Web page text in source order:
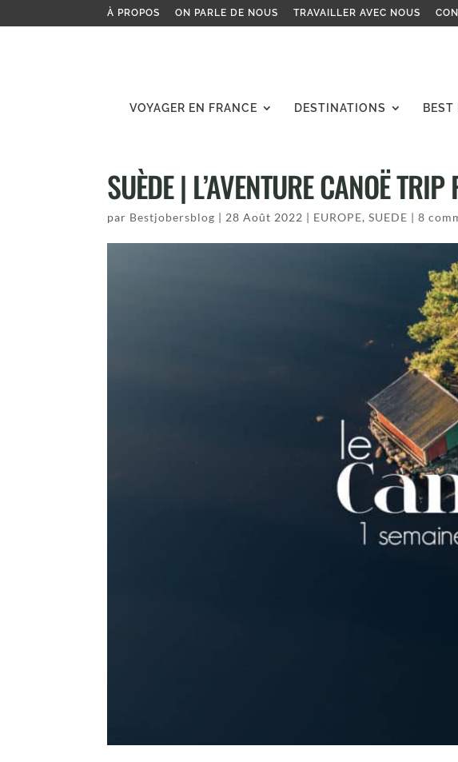
À PROPOS ON PARLE DE NOUS TRAVAILLER AVEC NOUS
VOYAGER EN FRANCE DESTINATIONS BEST
SUÈDE | L’AVENTURE CANOË
par Bestjobersblog | 28 Août 2022 | EUROPE,SUEDE |8